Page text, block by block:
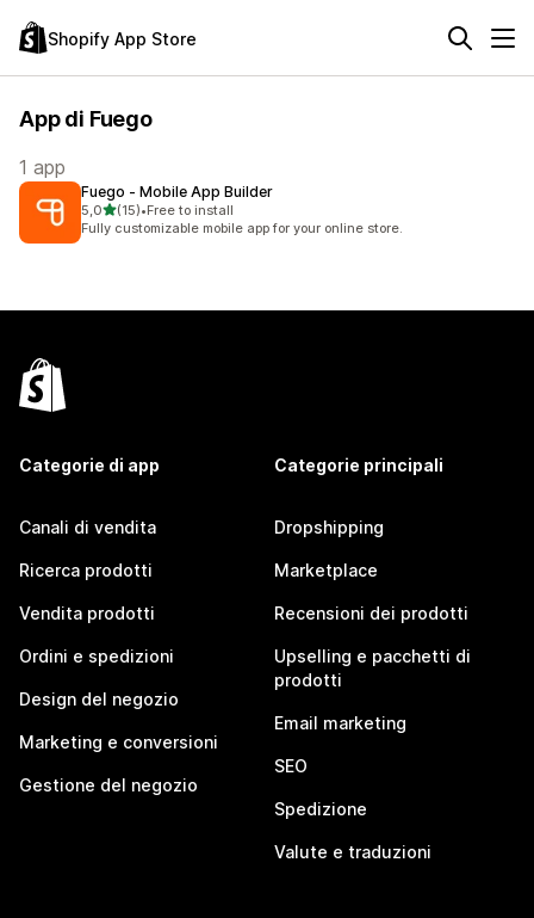
Shopify App Store
App di Fuego
1 app
Fuego ‑ Mobile App Builder
5,0stelle su 5
(15)
15 recensioni totali
•Free to install
Fully customizable mobile app for your online store.
Categorie di app
Canali di vendita
Ricerca prodotti
Vendita prodotti
Ordini e spedizioni
Design del negozio
Marketing e conversioni
Gestione del negozio
Categorie principali
Dropshipping
Marketplace
Recensioni dei prodotti
Upselling e pacchetti di
prodotti
Email marketing
SEO
Spedizione
Valute e traduzioni